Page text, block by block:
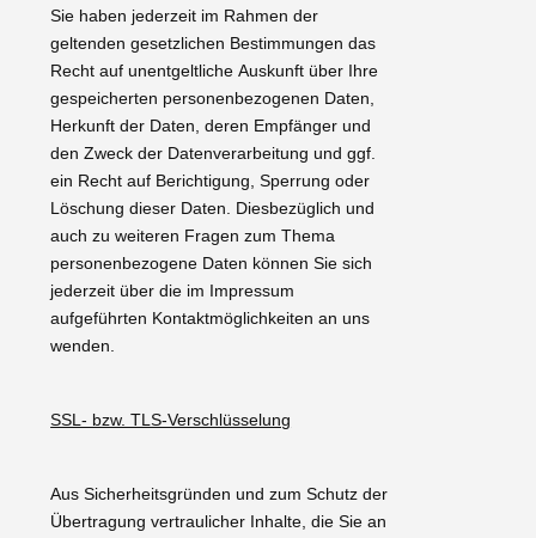
Sie haben jederzeit im Rahmen der
geltenden gesetzlichen Bestimmungen das
Recht auf unentgeltliche Auskunft über Ihre
gespeicherten personenbezogenen Daten,
Herkunft der Daten, deren Empfänger und
den Zweck der Datenverarbeitung und ggf.
ein Recht auf Berichtigung, Sperrung oder
Löschung dieser Daten. Diesbezüglich und
auch zu weiteren Fragen zum Thema
personenbezogene Daten können Sie sich
jederzeit über die im Impressum
aufgeführten Kontaktmöglichkeiten an uns
wenden.
SSL- bzw. TLS-Verschlüsselung
Aus Sicherheitsgründen und zum Schutz der
Übertragung vertraulicher Inhalte, die Sie an